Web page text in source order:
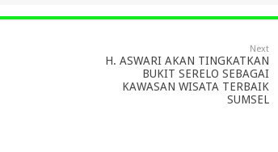
Next
H. ASWARI AKAN TINGKATKAN
BUKIT SERELO SEBAGAI
KAWASAN WISATA TERBAIK
SUMSEL